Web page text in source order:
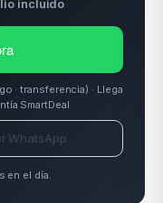
incluido
· transferencia) · Llega
SmartDeal
WhatsApp
en el día.